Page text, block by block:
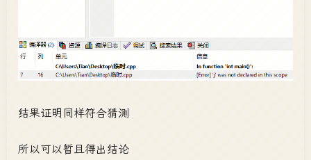
结果证明同样符合猜测
所以可以暂且得出结论